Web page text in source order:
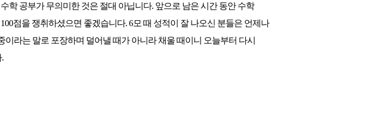
학 공부가 무의미한 것은 절대 아닙니다. 앞으로 남은 시간 동안 수학
점을 쟁취하셨으면 좋겠습니다. 6모 때 성적이 잘 나오신 분들은 언제나
라는 말로 포장하며 덜어낼 때가 아니라 채울 때이니 오늘부터 다시
.